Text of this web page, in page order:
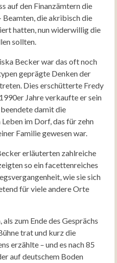
auf den Finanzämtern die
die akribisch die
hatten, nun widerwillig die
sollten.
Becker war das oft noch
geprägte Denken der
Dies erschütterte Fredy
Jahre verkaufte er sein
damit die
im Dorf, das für zehn
Familie gewesen war.
erläuterten zahlreiche
so ein facettenreiches
wie sie sich
für viele andere Orte
zum Ende des Gesprächs
trat und kurz die
erzählte – und es nach 85
auf deutschem Boden